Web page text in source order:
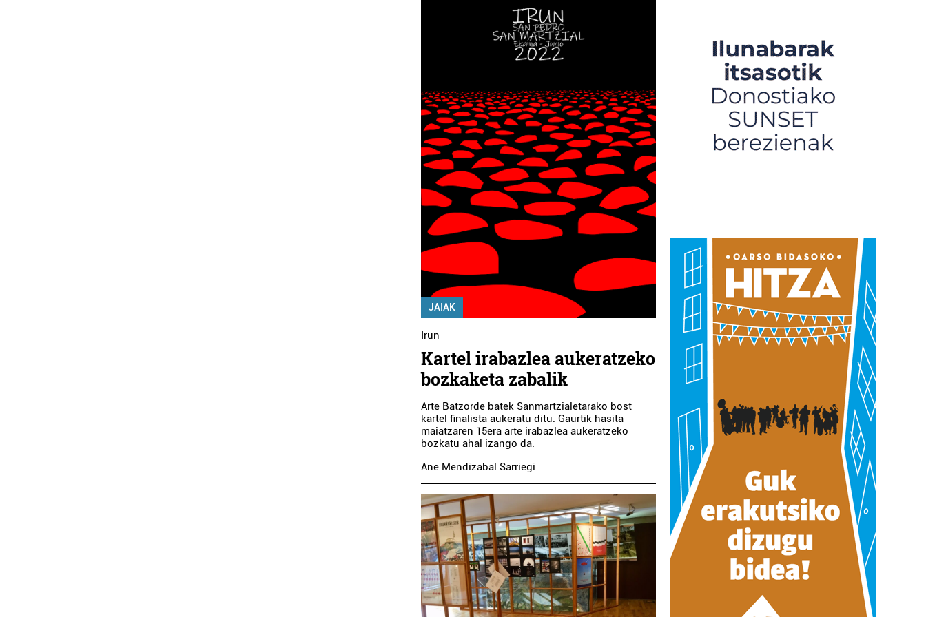
JAIAK
Irun
Kartel irabazlea aukeratzeko
bozkaketa zabalik
Arte Batzorde batek Sanmartzialetarako bost
kartel finalista aukeratu ditu. Gaurtik hasita
maiatzaren 15era arte irabazlea aukeratzeko
bozkatu ahal izango da.
Ane Mendizabal Sarriegi